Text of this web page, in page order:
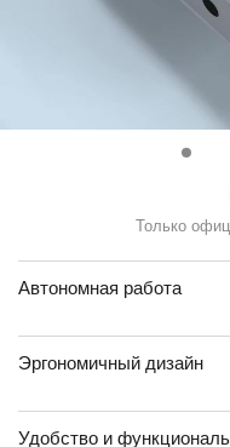
Только
Автономная работа
Эргономичный дизайн
Удобство и